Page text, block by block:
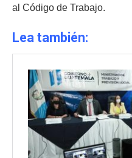
al Código de Trabajo.
Lea también: